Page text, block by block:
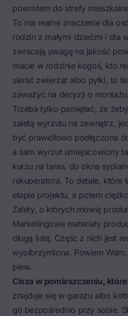
powrotem do strefy
To ma realne znaczenie dla
rodzin z małymi dziećmi i dla
zwracają uwagę na jakość
macie w rodzinie kogoś, kto
sierść zwierząt albo pyłki, to
zaważyć na decyzji o montażu.
Trzeba tylko pamiętać, że żeby
zaletą wyrzutu na zewnątrz,
być prawidłowo podłączona
a sam wyrzut umiejscowiony
kurzu na taras, do okna
rekuperatora. To detale, które
etapie projektu, a potem
Zalety, o których mówią
Marketingowe materiały
długą listę. Część z nich jest
wyolbrzymiona. Powiem
plew.
Cisza w pomieszczeniu,
znajduje się w garażu albo
go bezpośrednio przy sobie.